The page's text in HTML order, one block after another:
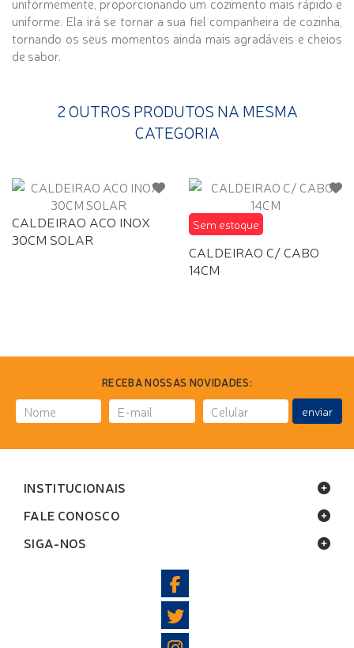
uniforme. Ela irá se tornar a sua fiel companheira de cozinha,
tornando os seus momentos ainda mais agradáveis e cheios
de sabor.
2 OUTROS PRODUTOS NA MESMA
CATEGORIA
CALDEIRAO ACO INOX
30CM SOLAR
Sem estoque
CALDEIRAO C/ CABO
14CM
RECEBA NOSSAS NOVIDADES:
enviar
INSTITUCIONAIS
FALE CONOSCO
SIGA-NOS